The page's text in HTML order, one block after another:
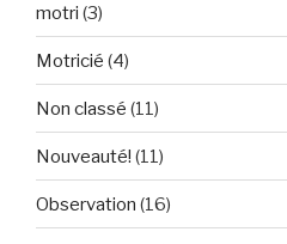
motri (3)
Motricié (4)
Non classé (11)
Nouveauté! (11)
Observation (16)